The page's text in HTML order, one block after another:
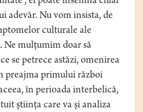
adevăr. Nu vom insista, de
culturale ale
mulţumim doar să
se petrece astăzi, omenirea
preajma primului război
în perioada interbelică,
ştiinţa care va şi analiza